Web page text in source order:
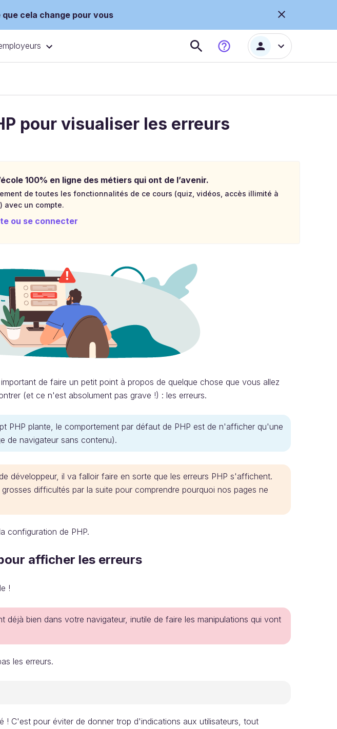
cela change pour vous
pour visualiser les erreurs
100% en ligne des métiers qui ont de l’avenir.
de toutes les fonctionnalités de ce cours (quiz, vidéos, accès illimité à
avec un compte.
ou se connecter
de faire un petit point à propos de quelque chose que vous allez
(et ce n'est absolument pas grave !) : les erreurs.
PHP plante, le comportement par défaut de PHP est de n'afficher qu'une
de navigateur sans contenu).
développeur, il va falloir faire en sorte que les erreurs PHP s'affichent.
difficultés par la suite pour comprendre pourquoi nos pages ne
configuration de PHP.
afficher les erreurs
!
déjà bien dans votre navigateur, inutile de faire les manipulations qui vont
les erreurs.
! C'est pour éviter de donner trop d'indications aux utilisateurs, tout